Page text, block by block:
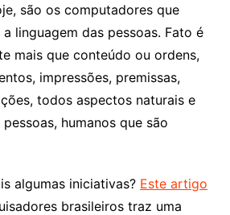
são os computadores que
linguagem das pessoas. Fato é
mais que conteúdo ou ordens,
impressões, premissas,
todos aspectos naturais e
humanos que são
algumas iniciativas? Este artigo
brasileiros traz uma